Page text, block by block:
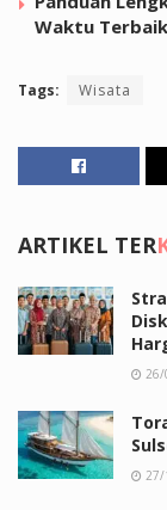
Waktu
Tags: Wisata
ARTIKEL TER
26/
27/